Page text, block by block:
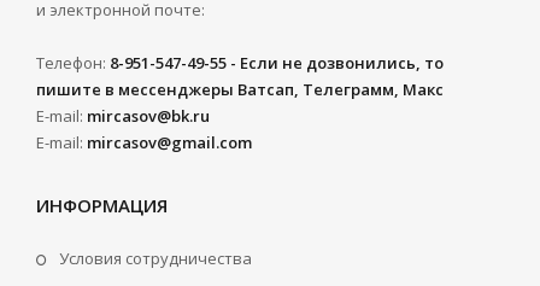
и электронной почте:
Телефон: 8-951-547-49-55 - Если не дозвонились, то
пишите в мессенджеры Ватсап, Телеграмм, Макс
E-mail: mircasov@bk.ru
E-mail: mircasov@gmail.com
ИНФОРМАЦИЯ
Условия сотрудничества